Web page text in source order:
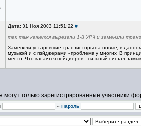
Дата: 01 Ноя 2003 11:51:22 #
так там кажется вырезали 1-й УРЧ и заменяли
Заменяли устаревшие транзисторы на новые, в
музыкой и с пэйджерами - проблема у многих. В
место. Что касается пейджеров - сильный сигнал
только зарегистрированные участники
» Пароль